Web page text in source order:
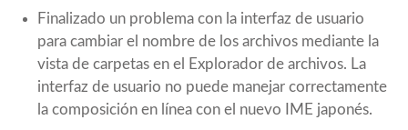
Finalizado un problema con la interfaz de usuario
para cambiar el nombre de los archivos mediante la
vista de carpetas en el Explorador de archivos. La
interfaz de usuario no puede manejar correctamente
la composición en línea con el nuevo IME japonés.